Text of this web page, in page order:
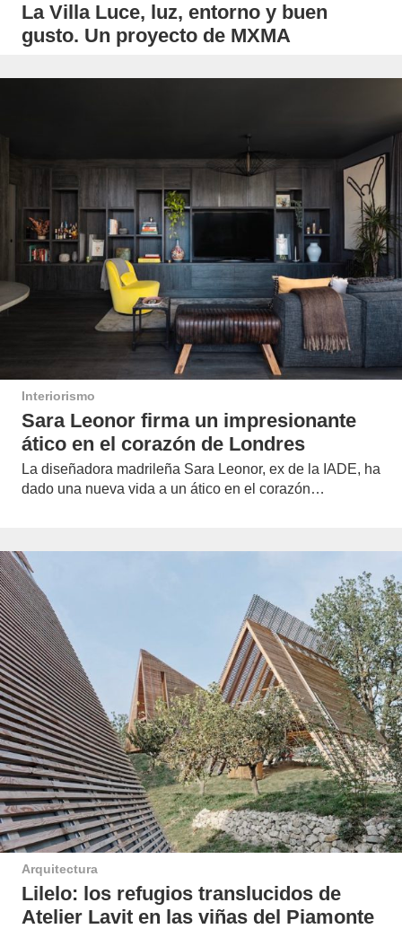
La Villa Luce, luz, entorno y buen
gusto. Un proyecto de MXMA
Interiorismo
Sara Leonor firma un impresionante
ático en el corazón de Londres
La diseñadora madrileña Sara Leonor, ex de la IADE, ha
dado una nueva vida a un ático en el corazón…
Arquitectura
Lilelo: los refugios translucidos de
Atelier Lavit en las viñas del Piamonte